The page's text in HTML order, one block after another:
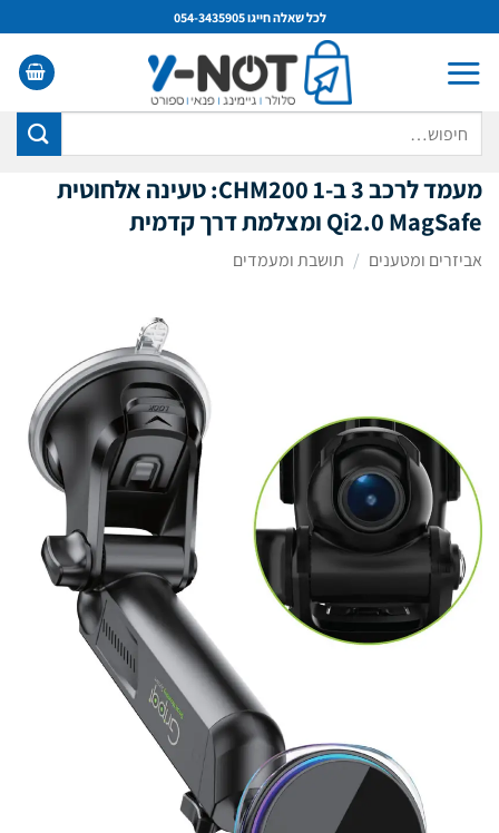
to
content
לכל שאלה חייגו 054-3435905
מעמד לרכב 3 ב-1 CHM200: טעינה אלחוטית
Qi2.0 MagSafe ומצלמת דרך קדמית
אביזרים ומטענים / תושבת ומעמדים